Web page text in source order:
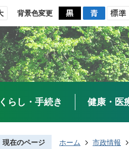
背景色変更
くらし・手続き 健康・医
現在のページ ホーム 市政情報